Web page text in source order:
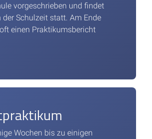
vorgeschrieben und findet
der Schulzeit statt. Am Ende
einen Praktikumsbericht
Wochen bis zu einigen